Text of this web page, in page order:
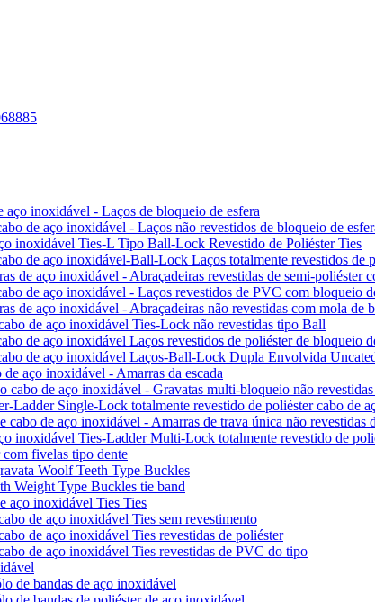
aço inoxidável - Laços de bloqueio de esfera
de aço inoxidável - Laços não revestidos de bloqueio de
inoxidável Ties-L Tipo Ball-Lock Revestido de Poliéster Ties
de aço inoxidável-Ball-Lock Laços totalmente revestidos de
de aço inoxidável - Abraçadeiras revestidas de semi-poliéster
de aço inoxidável - Laços revestidos de PVC com bloqueio
de aço inoxidável - Abraçadeiras não revestidas com mola de
de aço inoxidável Ties-Lock não revestidas tipo Ball
de aço inoxidável Laços revestidos de poliéster de bloqueio
de aço inoxidável Laços-Ball-Lock Dupla Envolvida
de aço inoxidável - Amarras da escada
cabo de aço inoxidável - Gravatas multi-bloqueio não revestidas
Ladder Single-Lock totalmente revestido de poliéster cabo de
cabo de aço inoxidável - Amarras de trava única não revestidas
inoxidável Ties-Ladder Multi-Lock totalmente revestido de
com fivelas tipo dente
Woolf Teeth Type Buckles
Weight Type Buckles tie band
aço inoxidável Ties Ties
de aço inoxidável Ties sem revestimento
de aço inoxidável Ties revestidas de poliéster
de aço inoxidável Ties revestidas de PVC do tipo
de bandas de aço inoxidável